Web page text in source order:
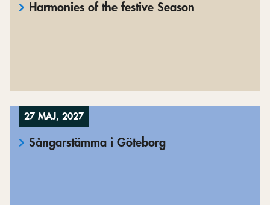
Harmonies of the festive Season
27 MAJ, 2027
Sångarstämma i Göteborg